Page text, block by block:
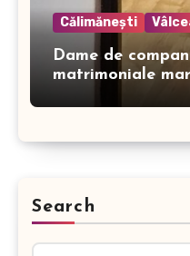
Călimănești
Dame de
matrimoniale
Search